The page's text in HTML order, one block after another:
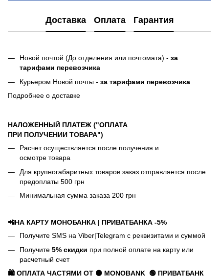
Доставка Оплата Гарантия
Новой почтой (До отделения или почтомата) - за
тарифами перевозчика
Курьером Новой почты - за тарифами перевозчика
Подробнее о доставке
НАЛОЖЕННЫЙ ПЛАТЕЖ ("ОПЛАТА
ПРИ ПОЛУЧЕНИИ ТОВАРА")
Расчет осуществляется после получения и
осмотре товара
Для крупногабаритных товаров заказ отправляется после
предоплаты 500 грн
Минимальная сумма заказа 200 грн
📲НА КАРТУ МОНОБАНКА | ПРИВАТБАНКА -5%
Получите SMS на Viber|Telegram с реквизитами и суммой
Получите 5% скидки при полной оплате на карту или
расчетный счет
🛍️ ОПЛАТА ЧАСТЯМИ ОТ ⚫ MONOBANK 🟢 ПРИВАТБАНК